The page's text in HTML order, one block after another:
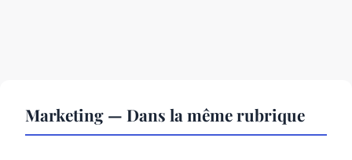
Marketing — Dans la même rubrique